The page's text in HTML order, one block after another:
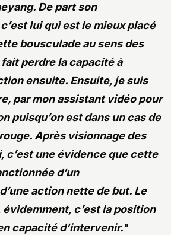
De part son
lui qui est le mieux placé
bousculade au sens des
perdre la capacité à
ensuite. Ensuite, je suis
par mon assistant vidéo pour
puisqu’on est dans un cas de
Après visionnage des
c’est une évidence que cette
d’un
action nette de but. Le
c’est la position
capacité d’intervenir."